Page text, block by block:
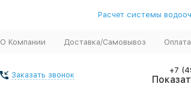
Расчет системы
О Компании Доставка/Самовывоз Оплата
Заказать звонок
+7